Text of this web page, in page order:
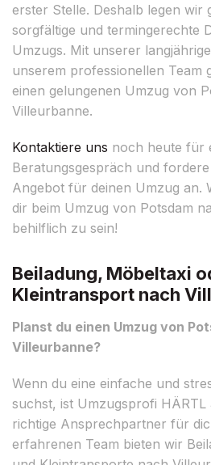
erster Stelle. Deshalb legen wir
sorgfältige und termingerechte
Umzugs. Mit unserer
unserem professionellen Team
einen gelungenen Umzug von
Villeurbanne.
Kontaktiere uns noch heute für
Beratungsgespräch und fordere
Angebot für deinen Umzug an.
dir beim Umzug von Potsdam
behilflich zu sein!
Beiladung, Möbeltaxi
Kleintransport nach
Planst du einen Umzug von
Villeurbanne?
Wenn du eine einfache und
suchst, ist Umzugsprofi HÄRTL
richtige Ansprechpartner für
erfahrenen Team bieten wir